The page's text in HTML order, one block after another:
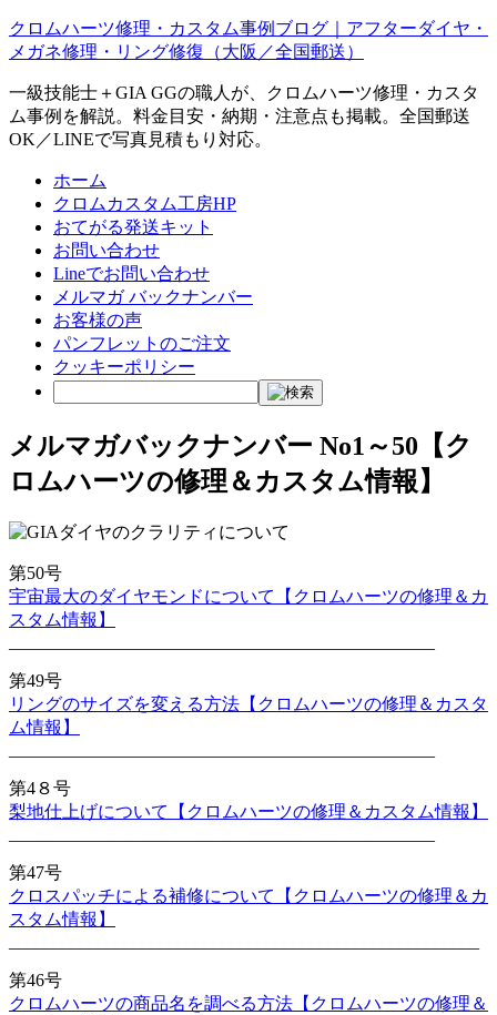
クロムハーツ修理・カスタム事例ブログ｜アフターダイヤ・
メガネ修理・リング修復（大阪／全国郵送）
一級技能士＋GIA GGの職人が、クロムハーツ修理・カスタ
ム事例を解説。料金目安・納期・注意点も掲載。全国郵送
OK／LINEで写真見積もり対応。
ホーム
クロムカスタム工房HP
おてがる発送キット
お問い合わせ
Lineでお問い合わせ
メルマガ バックナンバー
お客様の声
パンフレットのご注文
クッキーポリシー
メルマガバックナンバー No1～50【ク
ロムハーツの修理＆カスタム情報】
第50号
宇宙最大のダイヤモンドについて【クロムハーツの修理＆カ
スタム情報】
第49号
リングのサイズを変える方法【クロムハーツの修理＆カスタ
ム情報】
第4８号
梨地仕上げについて【クロムハーツの修理＆カスタム情報】
第47号
クロスパッチによる補修について【クロムハーツの修理＆カ
スタム情報】
第46号
クロムハーツの商品名を調べる方法【クロムハーツの修理＆